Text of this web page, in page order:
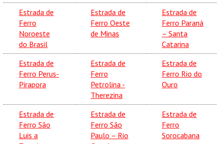
Estrada de
Ferro
Noroeste
do Brasil
Estrada de
Ferro Oeste
de Minas
Estrada de
Ferro Paraná
– Santa
Catarina
Estrada de
Ferro Perus-
Pirapora
Estrada de
Ferro
Petrolina -
Therezina
Estrada de
Ferro Rio do
Ouro
Estrada de
Ferro São
Luis a
Estrada de
Ferro São
Paulo – Rio
Estrada de
Ferro
Sorocabana